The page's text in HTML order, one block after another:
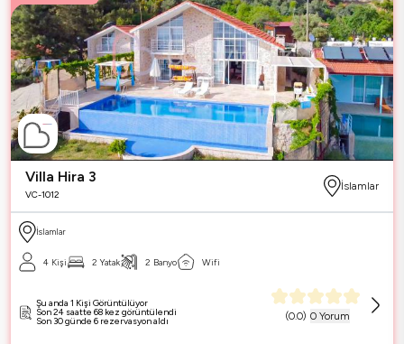
Villa Hira 3
VC-1012
İslamlar
İslamlar
4 Kişi 2 Yatak 2 Banyo Wifi
(0.0) 0 Yorum
Şu anda 1 Kişi Görüntülüyor
Son 24 saatte 68 kez görüntülendi
Son 30 günde 6 rezervasyon aldı